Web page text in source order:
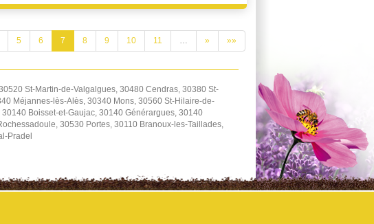
5 6 7 8 9 10 11 … » »»
St-Martin-de-Valgalgues, 30480 Cendras, 30380 St-
Méjannes-lès-Alès, 30340 Mons, 30560 St-Hilaire-de-
Boisset-et-Gaujac, 30140 Générargues, 30140
30530 Portes, 30110 Branoux-les-Taillades,
Pradel